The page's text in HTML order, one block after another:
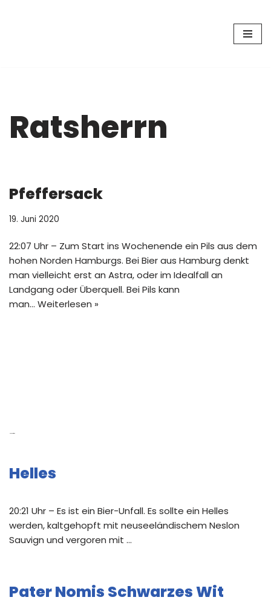
Ratsherrn
Pfeffersack
19. Juni 2020
22:07 Uhr – Zum Start ins Wochenende ein Pils aus dem
hohen Norden Hamburgs. Bei Bier aus Hamburg denkt
man vielleicht erst an Astra, oder im Idealfall an
Landgang oder Überquell. Bei Pils kann
man… Weiterlesen »
Helles
20:21 Uhr – Es ist ein Bier-Unfall. Es sollte ein Helles
werden, kaltgehopft mit neuseeländischem Neslon
Sauvign und vergoren mit …
Pater Nomis Schwarzes Wit